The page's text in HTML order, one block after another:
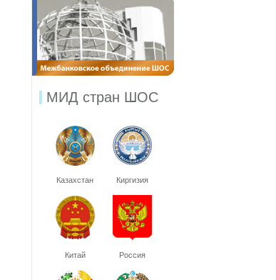
МИД стран ШОС
Казахстан Киргизия
Китай Россия